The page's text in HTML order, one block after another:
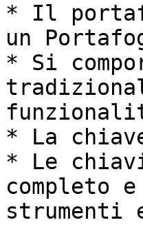
* Il
un
* Si
* La
* Le
completo
strumenti